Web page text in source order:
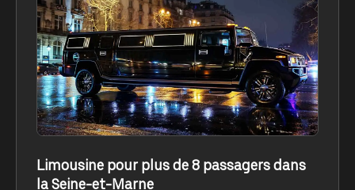
Limousine pour plus de 8 passagers dans
la Seine-et-Marne